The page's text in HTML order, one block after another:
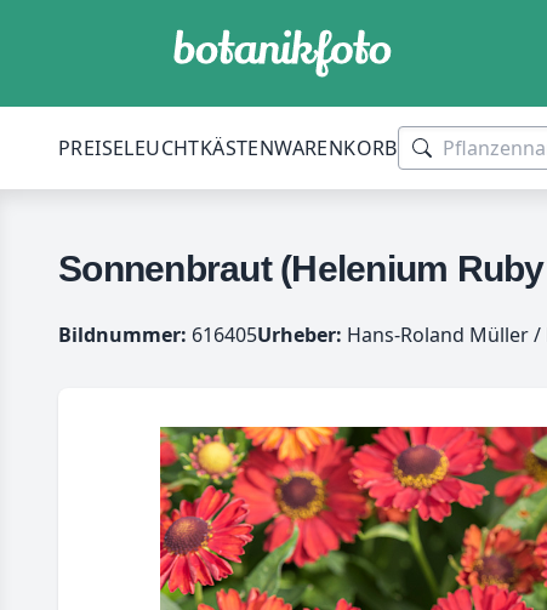
PREISELEUCHTKÄSTENWARENKORB
Sonnenbraut (Helenium
Bildnummer: 616405Urheber: Hans-Roland Müller